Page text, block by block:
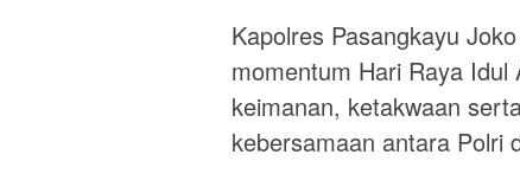
Kapolres Pasangkayu
momentum Hari Raya
keimanan, ketakwaan
kebersamaan antara Polri